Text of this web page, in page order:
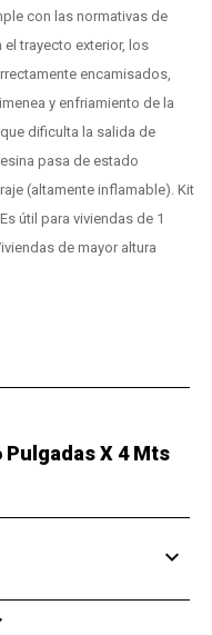
con las normativas de
trayecto exterior, los
encamisados,
y enfriamiento de la
dificulta la salida de
pasa de estado
(altamente inflamable). Kit
útil para viviendas de 1
de mayor altura
X 4 Mts